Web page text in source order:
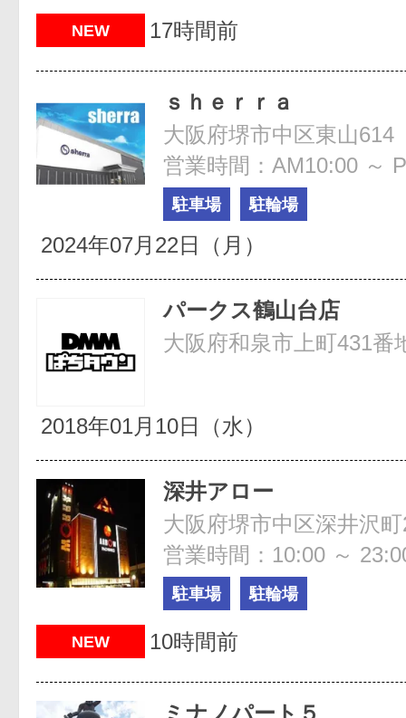
NEW 17時間前
ｓｈｅｒｒａ
大阪府堺市中区東山614
営業時間：AM10:00 ～
駐車場 駐輪場
2024年07月22日（月）
パークス鶴山台店
大阪府和泉市上町431番
2018年01月10日（水）
深井アロー
大阪府堺市中区深井沢
営業時間：10:00 ～
駐車場 駐輪場
NEW 10時間前
ミナノパート５